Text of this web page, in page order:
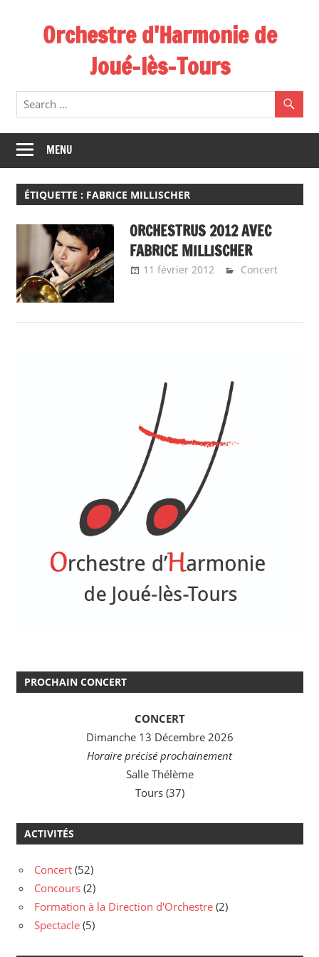
Orchestre d'Harmonie de
Joué-lès-Tours
MENU
ÉTIQUETTE : FABRICE MILLISCHER
ORCHESTRUS 2012 AVEC
FABRICE MILLISCHER
11 février 2012
Emeline
Concert
PROCHAIN CONCERT
CONCERT
Dimanche 13 Décembre 2026
Horaire précisé prochainement
Salle Thélème
Tours (37)
ACTIVITÉS
Concert (52)
Concours (2)
Formation à la Direction d'Orchestre (2)
Spectacle (5)